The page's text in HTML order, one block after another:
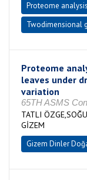
Proteome analysis
Twodimensional
Proteome
leaves under
variation
65TH ASMS
TATLI
GİZEM
Gizem Dinler